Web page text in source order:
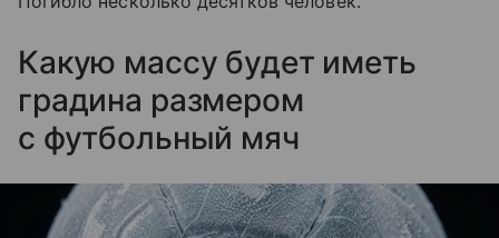
Какую массу будет иметь
градина размером
с футбольный мяч